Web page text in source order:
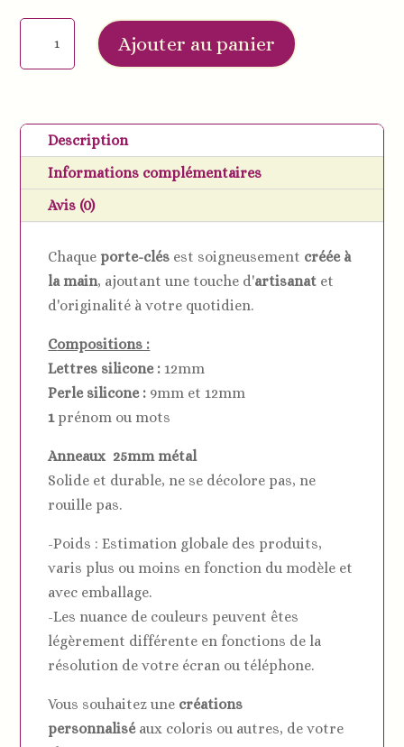
prénom
personnalisés
silicone
Choix
coloris
Ajouter au panier
Description
Informations complémentaires
Avis (0)
Chaque porte-clés est soigneusement créée à
la main, ajoutant une touche d'artisanat et
d'originalité à votre quotidien.
Compositions :
Lettres silicone :12mm
Perle silicone : 9mm et 12mm
1 prénom ou mots
Anneaux 25mm métal
Solide et durable, ne se décolore pas, ne
rouille pas.
-Poids : Estimation globale des produits,
varis plus ou moins en fonction du modèle et
avec emballage.
-Les nuance de couleurs peuvent êtes
légèrement différente en fonctions de la
résolution de votre écran ou téléphone.
Vous souhaitez une créations
personnaliséaux coloris ou autres, de votre